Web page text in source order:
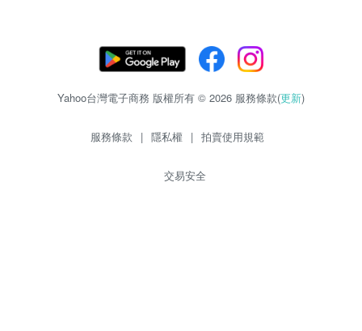
Yahoo台灣電子商務 版權所有 © 2026 服務條款(更新)
服務條款 | 隱私權 | 拍賣使用規範
交易安全